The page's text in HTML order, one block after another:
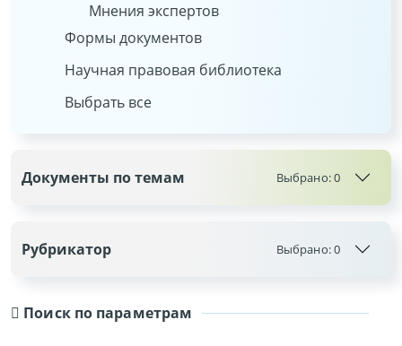
Поиск по параметрам
Мнения экспертов
Формы документов
Научная правовая библиотека
Выбрать все
Документы по темам Выбрано:0
Рубрикатор Выбрано:0